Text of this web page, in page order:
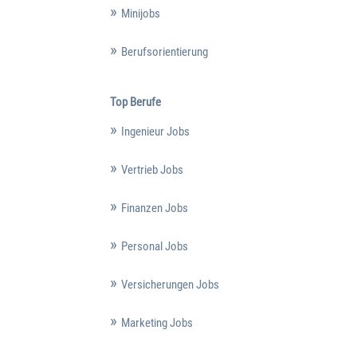
Minijobs
Berufsorientierung
Top Berufe
Ingenieur Jobs
Vertrieb Jobs
Finanzen Jobs
Personal Jobs
Versicherungen Jobs
Marketing Jobs